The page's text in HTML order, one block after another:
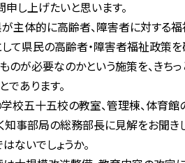
申し上げたいと思います。
主体的に高齢者、障害者に対する
して県民の高齢者・障害者福祉政策
のが必要なのかという施策を、き
であります。
校五十五校の教室、管理棟、体育館
事部局の総務部長に見解をお聞き
ないでしょうか。